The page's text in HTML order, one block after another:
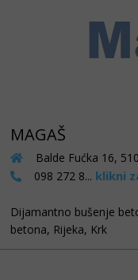
MAGAŠ
Balde Fućka 16,
098 272 8... klikni
Dijamantno bušenje
betona, Rijeka, Krk